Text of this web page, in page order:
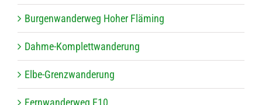
Bur­gen­wan­der­weg Hoher Fläming
Dahme-Kom­plett­wan­de­rung
Elbe-Grenz­wan­de­rung
Fern­wan­der­weg E10